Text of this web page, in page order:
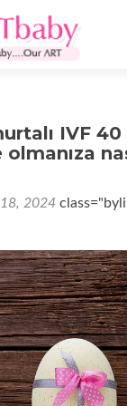
IVF 40
2024